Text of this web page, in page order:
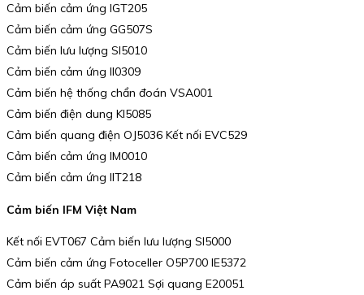
Cảm biến cảm ứng IGT205
Cảm biến cảm ứng GG507S
Cảm biến lưu lượng SI5010
Cảm biến cảm ứng II0309
Cảm biến hệ thống chẩn đoán VSA001
Cảm biến điện dung KI5085
Cảm biến quang điện OJ5036 Kết nối EVC529
Cảm biến cảm ứng IM0010
Cảm biến cảm ứng IIT218
Cảm biến IFM Việt Nam
Kết nối EVT067 Cảm biến lưu lượng SI5000
Cảm biến cảm ứng Fotoceller O5P700 IE5372
Cảm biến áp suất PA9021 Sợi quang E20051